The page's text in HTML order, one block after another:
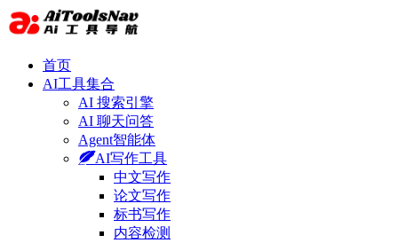
首页
AI工具集合
AI 搜索引擎
AI 聊天问答
Agent智能体
AI写作工具
中文写作
论文写作
标书写作
内容检测